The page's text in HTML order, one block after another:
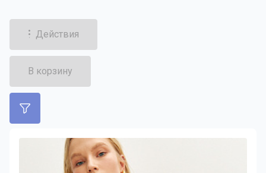
Действия
В корзину